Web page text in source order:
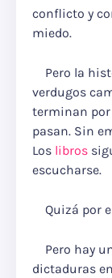
conflicto y
miedo.
Pero la
verdugos
terminan por
pasan. Sin
Los libros
escucharse.
Quizá por
Pero hay
dictaduras